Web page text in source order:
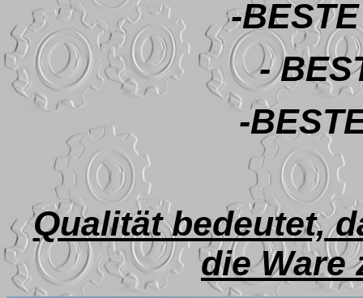
-
-
-
Qualität bedeutet,
die Ware